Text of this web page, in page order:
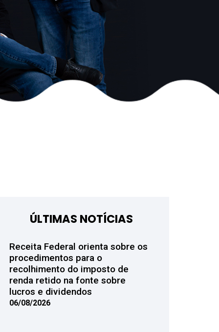
ÚLTIMAS NOTÍCIAS
Receita Federal orienta sobre os
procedimentos para o
recolhimento do imposto de
renda retido na fonte sobre
lucros e dividendos
06/08/2026